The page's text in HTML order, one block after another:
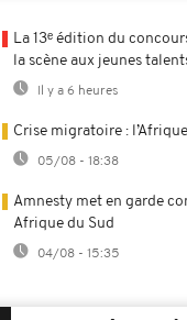
La 13ᵉ édition du
la scène aux jeunes
Il y a 6 heures
Crise migratoire :
05/08 - 18:38
Amnesty met en garde
Afrique du Sud
04/08 - 15:35